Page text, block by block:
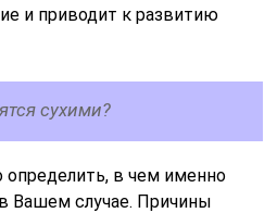
и приводит к развитию
сухими?
в чем именно
Вашем случае. Причины